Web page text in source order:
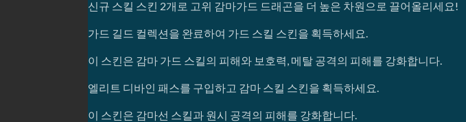
신규 스킬 스킨 2개로 고위 감마가드 드래곤을 더 높은 차원으로 끌어올리세요!
가드 길드 컬렉션을 완료하여 가드 스킬 스킨을 획득하세요.
이 스킨은 감마 가드 스킬의 피해와 보호력, 메탈 공격의 피해를 강화합니다.
엘리트 디바인 패스를 구입하고 감마 스킬 스킨을 획득하세요.
이 스킨은 감마선 스킬과 원시 공격의 피해를 강화합니다.